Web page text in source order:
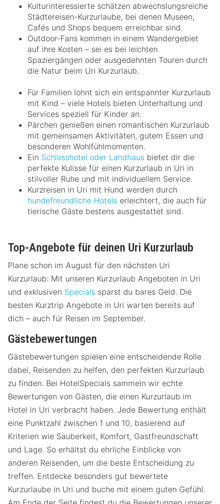
Kulturinteressierte schätzen abwechslungsreiche
Städtereisen-Kurzurlaube, bei denen Museen,
Cafés und Shops bequem erreichbar sind.
Outdoor-Fans kommen in einem Wandergebiet
auf ihre Kosten – sei es bei leichten
Spaziergängen oder ausgedehnten Touren durch
die Natur beim Uri Kurzurlaub.
Für Familien lohnt sich ein entspannter Kurzurlaub
mit Kind – viele Hotels bieten Unterhaltung und
Services speziell für Kinder an.
Pärchen genießen einen romantischen Kurzurlaub
mit gemeinsamen Aktivitäten, gutem Essen und
besonderen Wohlfühlmomenten.
Ein Schlosshotel oder Landhaus bietet dir die
perfekte Kulisse für einen Kurzurlaub in Uri in
stilvoller Ruhe und mit individuellem Service.
Kurzreisen in Uri mit Hund werden durch
hundefreundliche Hotels erleichtert, die auch für
tierische Gäste bestens ausgestattet sind.
Top-Angebote für deinen Uri Kurzurlaub
Plane schon im August für den nächsten Uri
Kurzurlaub: Mit unseren Kurzurlaub Angeboten in Uri
und exklusiven Specials sparst du bares Geld. Die
besten Kurztrip Angebote in Uri warten bereits auf
dich – auch für Reisen im September.
Gästebewertungen
Gästebewertungen spielen eine entscheidende Rolle
dabei, Reisenden zu helfen, den perfekten Kurzurlaub
zu finden. Bei HotelSpecials sammeln wir echte
Bewertungen von Gästen, die einen Kurzurlaub im
Hotel in Uri verbracht haben. Jede Bewertung enthält
eine Punktzahl zwischen 1 und 10, basierend auf
Kriterien wie Sauberkeit, Komfort, Gastfreundschaft
und Lage. So erhältst du ehrliche Einblicke von
anderen Reisenden, um die beste Entscheidung zu
treffen. Entdecke besonders gut bewertete
Kurzurlaube in Uri und buche mit einem guten Gefühl.